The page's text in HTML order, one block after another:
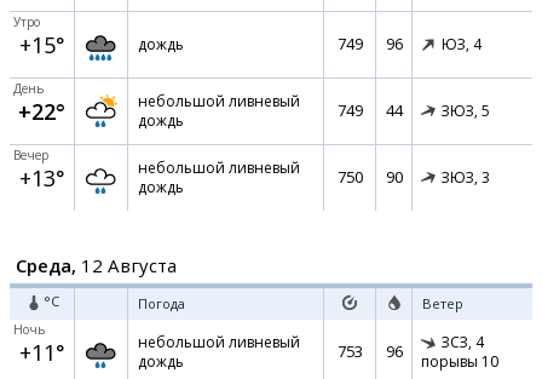
Утро
+15° дождь 749 96 ЮЗ, 4
День
+22°
небольшой ливневый
дождь
749 44 ЗЮЗ, 5
Вечер
+13°
небольшой ливневый
дождь
750 90 ЗЮЗ, 3
Среда, 12 Августа
°C Погода Ветер
Ночь
+11°
небольшой ливневый
дождь
753 96 ЗСЗ, 4
порывы 10